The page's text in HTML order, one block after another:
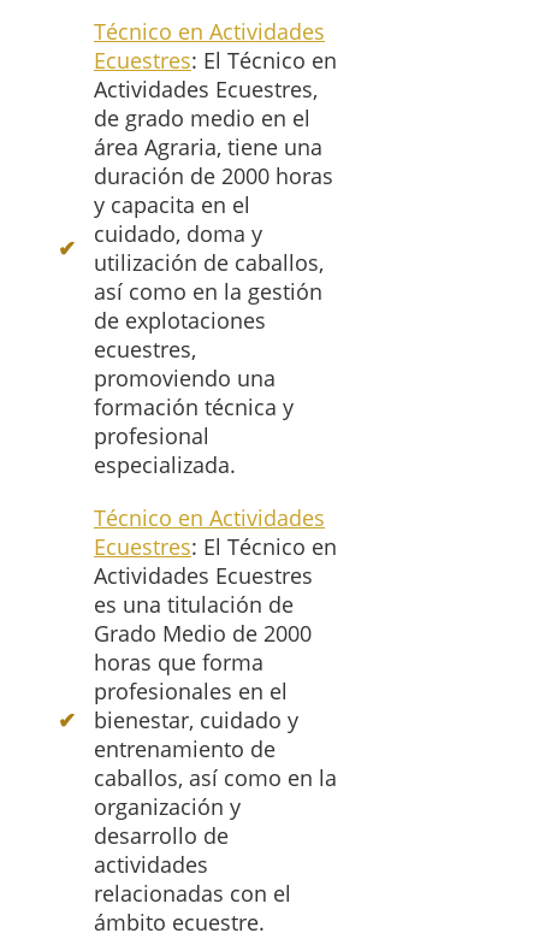
Técnico en Actividades
Ecuestres: El Técnico en
Actividades Ecuestres,
de grado medio en el
área Agraria, tiene una
duración de 2000 horas
y capacita en el
cuidado, doma y
utilización de caballos,
así como en la gestión
de explotaciones
ecuestres,
promoviendo una
formación técnica y
profesional
especializada.
Técnico en Actividades
Ecuestres: El Técnico en
Actividades Ecuestres
es una titulación de
Grado Medio de 2000
horas que forma
profesionales en el
bienestar, cuidado y
entrenamiento de
caballos, así como en la
organización y
desarrollo de
actividades
relacionadas con el
ámbito ecuestre.